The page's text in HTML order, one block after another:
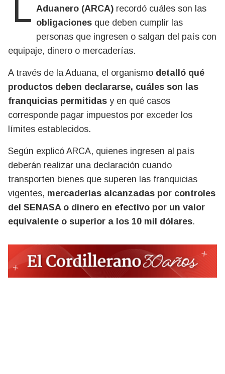
Aduanero (ARCA) recordó cuáles son las
obligaciones que deben cumplir las
personas que ingresen o salgan del país con
equipaje, dinero o mercaderías.
A través de la Aduana, el organismo detalló qué
productos deben declararse, cuáles son las
franquicias permitidas y en qué casos
corresponde pagar impuestos por exceder los
límites establecidos.
Según explicó ARCA, quienes ingresen al país
deberán realizar una declaración cuando
transporten bienes que superen las franquicias
vigentes, mercaderías alcanzadas por controles
del SENASA o dinero en efectivo por un valor
equivalente o superior a los 10 mil dólares.